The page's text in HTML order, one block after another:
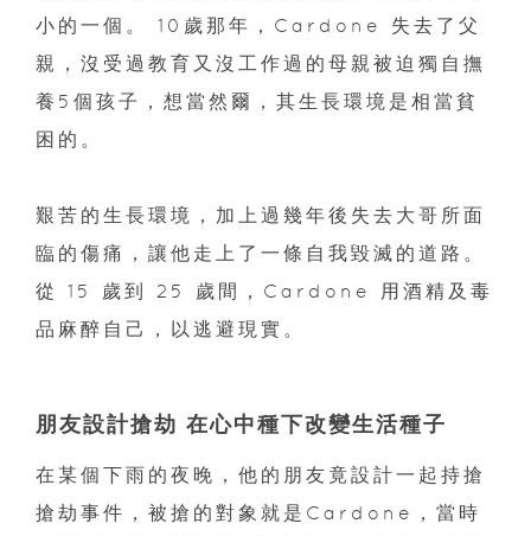
小的一個。 10歲那年，Cardone 失去了父
親，沒受過教育又沒工作過的母親被迫獨自撫
養5個孩子，想當然爾，其生長環境是相當貧
困的。
艱苦的生長環境，加上過幾年後失去大哥所面
臨的傷痛，讓他走上了一條自我毀滅的道路。
從 15 歲到 25 歲間，Cardone 用酒精及毒
品麻醉自己，以逃避現實。
朋友設計搶劫 在心中種下改變生活種子
在某個下雨的夜晚，他的朋友竟設計一起持搶
搶劫事件，被搶的對象就是Cardone，當時